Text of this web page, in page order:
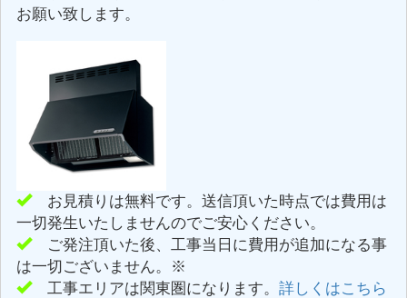
お願い致します。
お見積りは無料です。送信頂いた時点では費用は
一切発生いたしませんのでご安心ください。
ご発注頂いた後、工事当日に費用が追加になる事
は一切ございません。※
工事エリアは関東圏になります。 詳しくはこちら